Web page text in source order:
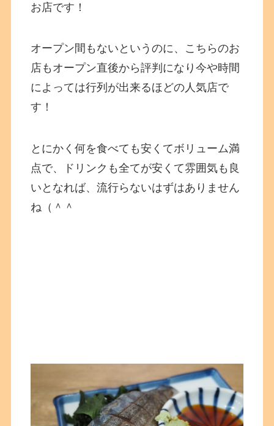
お店です！
オープン間もないというのに、こちらのお
店もオープン直後から評判になり今や時間
によっては行列が出来るほどの人気店で
す！
とにかく何を食べても安くてボリューム満
点で、ドリンクも全てが安くて雰囲気も良
いとなれば、流行らないはずはありません
ね（＾＾